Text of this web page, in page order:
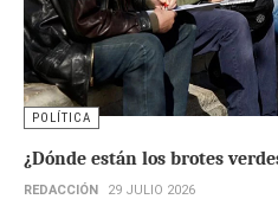
POLÍTICA
¿Dónde están los brotes
REDACCIÓN 29 JULIO 2026